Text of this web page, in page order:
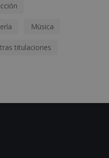
Música
titulaciones